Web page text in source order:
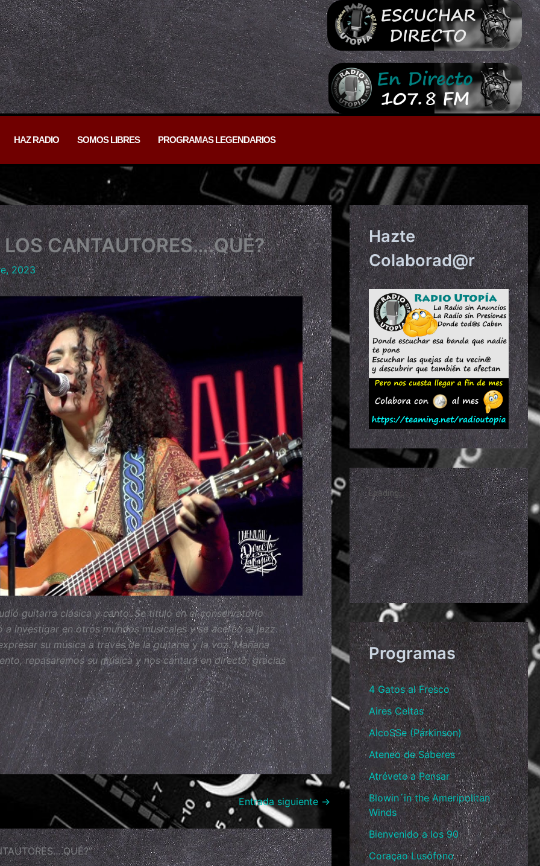
HAZ RADIO SOMOS LIBRES PROGRAMAS LEGENDARIOS
CANTAUTORES….QUÉ?
2023
guitarra clásica y canto. Se tituló en el conservatorio
investigar en otros mundos musicales y se acercó al jazz.
su música a través de la guitarra y la voz. Mañana
repasaremos su música y nos cantará en directo, gracias
Entrada siguiente →
Hazte
Colaborad@r
Programas
4 Gatos al Fresco
Aires Celtas
AlcoSSe (Párkinson)
Ateneo de Saberes
Atrévete a Pensar
Blowin´in the Ameripolitan
Winds
Bienvenido a los 90
Coraçao Lusófono